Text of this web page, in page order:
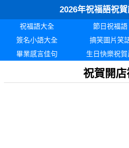
2026年祝福語祝
祝福語大全 節日祝福語
簽名小語大全
搞笑圖片笑
畢業感言佳句
生日快樂祝賀
祝賀開店